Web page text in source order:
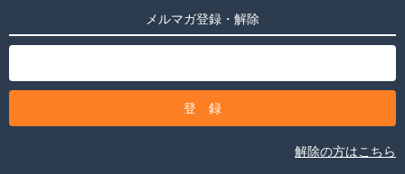
メルマガ登録・解除
解除の方はこちら